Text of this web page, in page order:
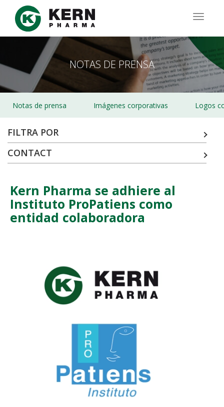
Pasar
contenido
NOTAS DE PRENSA
Notas de prensa Imágenes corporativas Logos
FILTRA POR
CONTACT
Kern Pharma se adhiere al
Instituto ProPatiens como
entidad colaboradora